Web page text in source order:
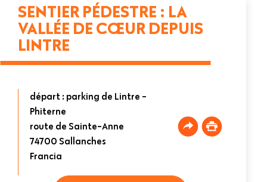
SENTIER PÉDESTRE : LA
VALLÉE DE CŒUR DEPUIS
LINTRE
départ : parking de Lintre -
Phiterne
route de Sainte-Anne
74700 Sallanches
Francia